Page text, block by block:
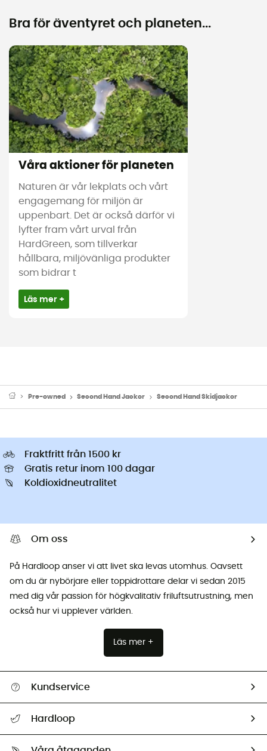
Bra för äventyret och planeten...
Våra aktioner för planeten
Naturen är vår lekplats och vårt
engagemang för miljön är
uppenbart. Det är också därför vi
lyfter fram vårt urval från
HardGreen, som tillverkar
hållbara, miljövänliga produkter
som bidrar t
Läs mer +
Pre-owned Second Hand Jackor Second Hand Skidjackor
Fraktfritt från 1500 kr
Gratis retur inom 100 dagar
Koldioxidneutralitet
Om oss
På Hardloop anser vi att livet ska levas utomhus. Oavsett
om du är nybörjare eller toppidrottare delar vi sedan 2015
med dig vår passion för högkvalitativ friluftsutrustning, men
också hur vi upplever världen.
Läs mer +
Kundservice
Retur & återbetalning
Hardloop